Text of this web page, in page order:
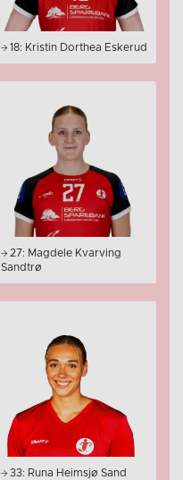
18: Kristin Dorthea Eskerud
27: Magdele Kvarving
Sandtrø
33: Runa Heimsjø Sand